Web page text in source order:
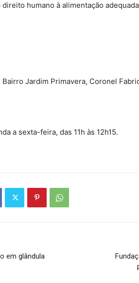
humano à alimentação
Jardim Primavera, Coronel
a sexta-feira, das 11h às 12h15.
em glândula